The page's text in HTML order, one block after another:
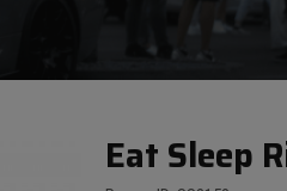
Eat Sleep